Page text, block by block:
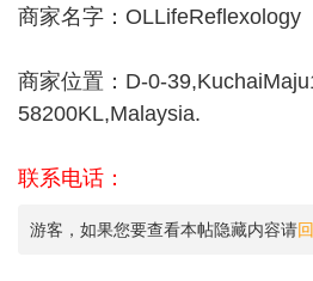
商家名字：OLLifeReflexology
商家位置：D-0-
58200KL,Malaysia.
联系电话：
游客，如果您要查看本帖隐藏内容请